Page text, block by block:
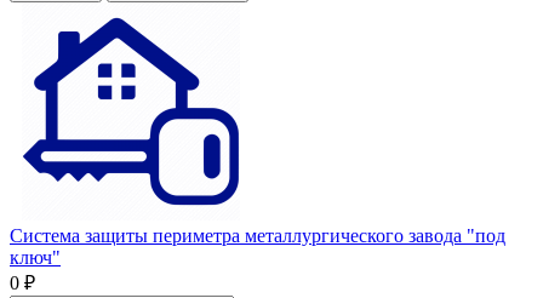
Система защиты периметра металлургического завода "под
ключ"
0 ₽